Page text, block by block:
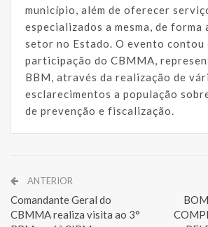
município, além de oferecer
especializados a mesma, de
setor no Estado. O evento contou
participação do CBMMA,
BBM, através da realização de
esclarecimentos a população
de prevenção e fiscalização.
ANTERIOR
Comandante Geral do
CBMMA realiza visita ao 3°